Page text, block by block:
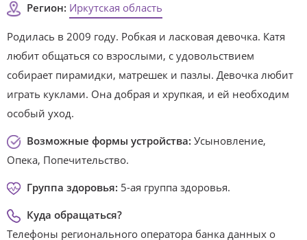
Регион: Иркутская область
Родилась в 2009 году. Робкая и ласковая девочка. Катя
любит общаться со взрослыми, с удовольствием
собирает пирамидки, матрешек и пазлы. Девочка любит
играть куклами. Она добрая и хрупкая, и ей необходим
особый уход.
Возможные формы устройства: Усыновление,
Опека, Попечительство.
Группа здоровья: 5-ая группа здоровья.
Куда обращаться?
Телефоны регионального оператора банка данных о